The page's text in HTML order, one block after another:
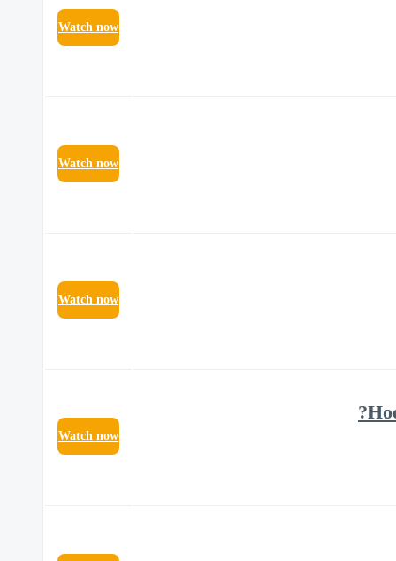
Watch now
Watch now
Watch now
Watch now